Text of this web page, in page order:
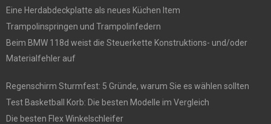
Eine Herdabdeckplatte als neues Küchen Item
Trampolinspringen und Trampolinfedern
Beim BMW 118d weist die Steuerkette Konstruktions- und/oder
Materialfehler auf
Regenschirm Sturmfest: 5 Gründe, warum Sie es wählen sollten
Test Basketball Korb: Die besten Modelle im Vergleich
Die besten Flex Winkelschleifer